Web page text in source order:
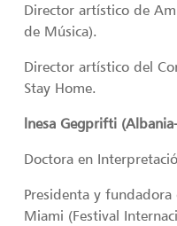
Director artístico de
de Música).
Director artístico del
Stay Home.
lnesa Gegprifti
Doctora en
Presidenta y
Miami (Festival